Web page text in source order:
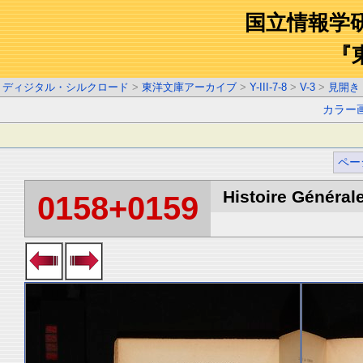
国立情報学
『
ディジタル・シルクロード > 東洋文庫アーカイブ > Y-III-7-8 > V-3 > 見開き
カラー
ペー
0158+0159 Histoire